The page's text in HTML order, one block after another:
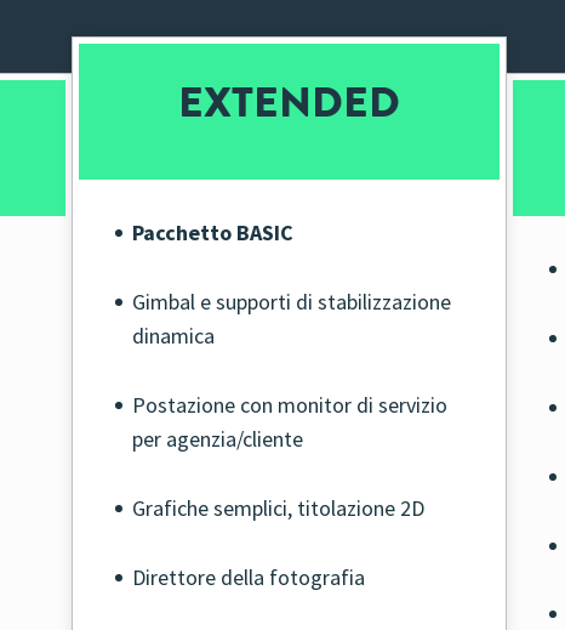
EXTENDED
Pacchetto BASIC
Gimbal e supporti di stabilizzazione
dinamica
Postazione con monitor di servizio
per agenzia/cliente
Grafiche semplici, titolazione 2D
Direttore della fotografia